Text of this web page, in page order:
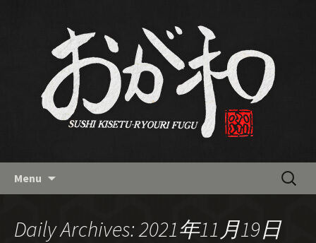
南流山の和食「おが和」の最新
情報バックナンバー
Menu
検
索:
Daily Archives: 2021年11月19日